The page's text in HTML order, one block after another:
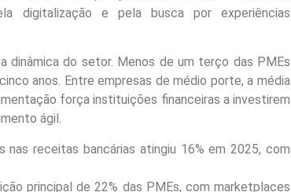
digitalização e pela busca por experiências
dinâmica do setor. Menos de um terço das PMEs
anos. Entre empresas de médio porte, a média
força instituições financeiras a investirem
ágil.
nas receitas bancárias atingiu 16% em 2025, com
principal de 22% das PMEs, com marketplaces